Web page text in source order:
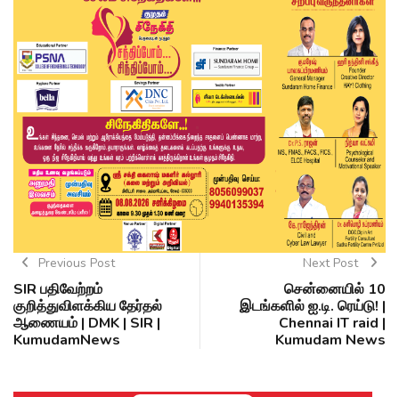
Previous Post
SIR பதிவேற்றம்
குறித்துவிளக்கிய தேர்தல்
ஆணையம் | DMK | SIR |
KumudamNews
Next Post
சென்னையில் 10
இடங்களில் ஐ.டி. ரெய்டு! |
Chennai IT raid |
Kumudam News